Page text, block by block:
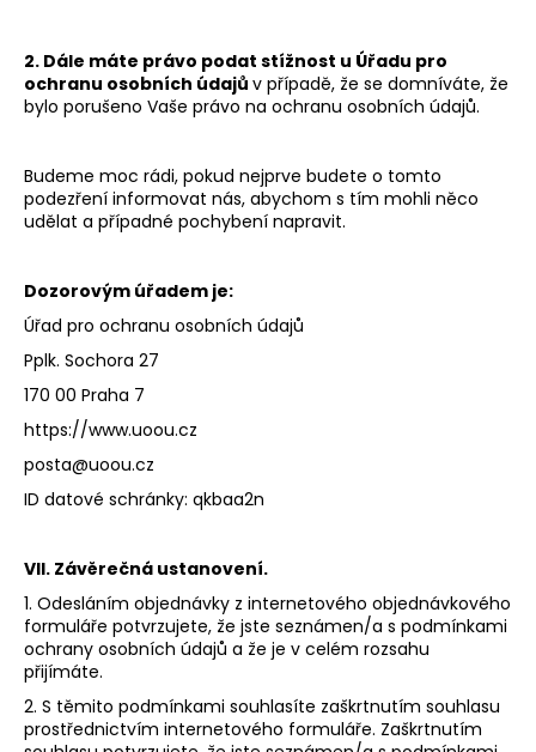
2. Dále máte právo podat stížnost u Úřadu pro
ochranu osobních údajů v případě, že se domníváte, že
bylo porušeno Vaše právo na ochranu osobních údajů.
Budeme moc rádi, pokud nejprve budete o tomto
podezření informovat nás, abychom s tím mohli něco
udělat a případné pochybení napravit.
Dozorovým úřadem je:
Úřad pro ochranu osobních údajů
Pplk. Sochora 27
170 00 Praha 7
https://www.uoou.cz
posta@uoou.cz
ID datové schránky: qkbaa2n
VII. Závěrečná ustanovení.
1. Odesláním objednávky z internetového objednávkového
formuláře potvrzujete, že jste seznámen/a s podmínkami
ochrany osobních údajů a že je v celém rozsahu
přijímáte.
2. S těmito podmínkami souhlasíte zaškrtnutím souhlasu
prostřednictvím internetového formuláře. Zaškrtnutím